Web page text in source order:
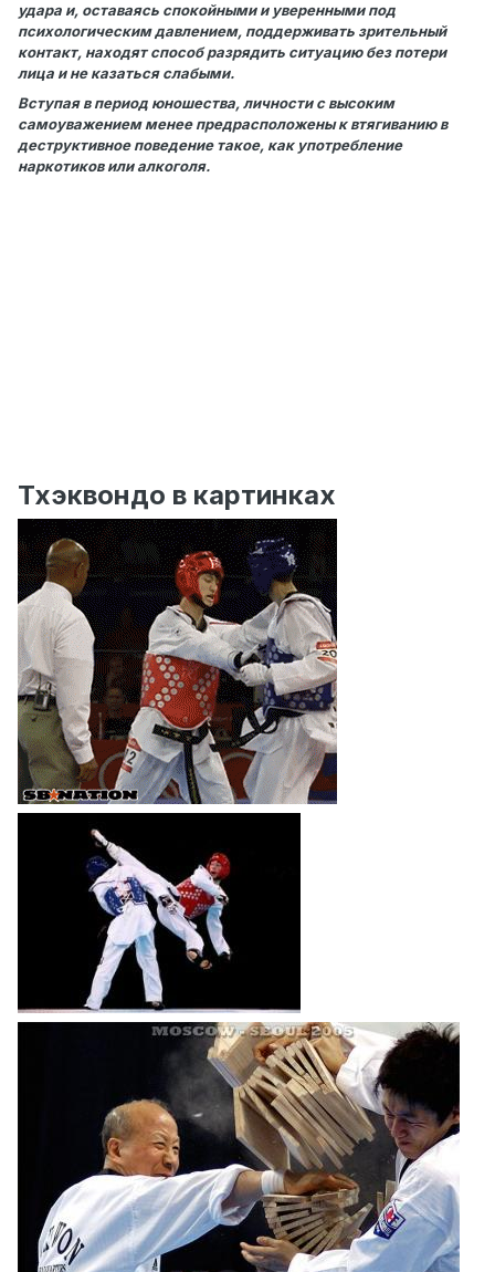
удара и, оставаясь спокойными и уверенными под
психологическим давлением, поддерживать зрительный
контакт, находят способ разрядить ситуацию без потери
лица и не казаться слабыми.
Вступая в период юношества, личности с высоким
самоуважением менее предрасположены к втягиванию в
деструктивное поведение такое, как употребление
наркотиков или алкоголя.
Тхэквондо в картинках